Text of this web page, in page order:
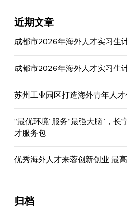
近期文章
成都市2026年海外人才实习生
成都市2026年海外人才实习生
苏州工业园区打造海外青年人
“最优环境”服务“最强大脑”，长
才服务包
优秀海外人才来蓉创新创业 最
归档